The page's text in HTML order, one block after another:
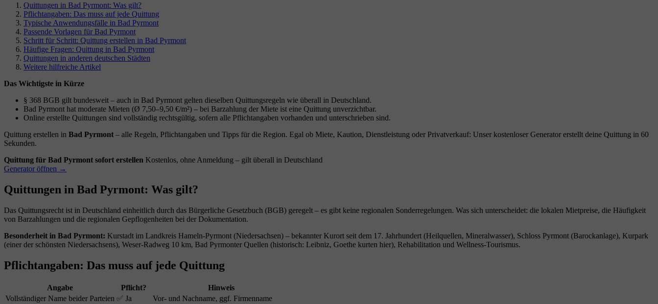
Quittungen in Bad Pyrmont: Was gilt?
Pflichtangaben: Das muss auf jede Quittung
Typische Anwendungsfälle in Bad Pyrmont
Passende Vorlagen für Bad Pyrmont
Schritt für Schritt: Quittung erstellen in Bad Pyrmont
Häufige Fragen: Quittung in Bad Pyrmont
Quittungen in anderen deutschen Städten
Weitere hilfreiche Artikel
Das Wichtigste in Kürze
§ 368 BGB gilt bundesweit – auch in Bad Pyrmont gelten dieselben Quittungsregeln wie überall in Deutschland.
Bad Pyrmont hat moderate Mieten (Ø 7,50–9,50 €/m²) – bei Barzahlung der Miete ist eine Quittung unverzichtbar.
Online erstellte Quittungen sind vollständig rechtsgültig, sofern alle Pflichtangaben vorhanden und unterschrieben sind.
Quittung erstellen in Bad Pyrmont – alle Regeln, Pflichtangaben und Tipps für die Region. Egal ob Miete, Kaution, Dienstleistung oder Privatverkauf: Unser kostenloser Generator erstellt deine Quittung in 60
Sekunden.
Quittung für Bad Pyrmont sofort erstellen Kostenlos, ohne Anmeldung – gilt überall in Deutschland
Generator öffnen →
Quittungen in Bad Pyrmont: Was gilt?
Das Quittungsrecht ist in Deutschland einheitlich durch das Bürgerliche Gesetzbuch (BGB) geregelt – es gibt keine regionalen Sonderregelungen. Was sich unterscheidet: die lokalen Mietpreise, die Häufigkeit
von Barzahlungen und die regionalen Gepflogenheiten bei der Dokumentation.
Besonderheit in Bad Pyrmont: Kurstadt im Landkreis Hameln-Pyrmont (Niedersachsen) – bekannter Kurort seit dem 17. Jahrhundert (Heilquellen, Mineralwasser), Schloss Pyrmont (Barockanlage), Kurpark
(einer der schönsten Niedersachsens), Weser-Radweg 10 km, Bad Pyrmonter Quellen (historisch: Leibniz, Goethe kurten hier), Rehabilitation und Wellness-Tourismus.
Pflichtangaben: Das muss auf jede Quittung
Angabe Pflicht?
Hinweis
Vollständiger Name beider Parteien ✅ Ja
Vor- und Nachname, ggf. Firmenname